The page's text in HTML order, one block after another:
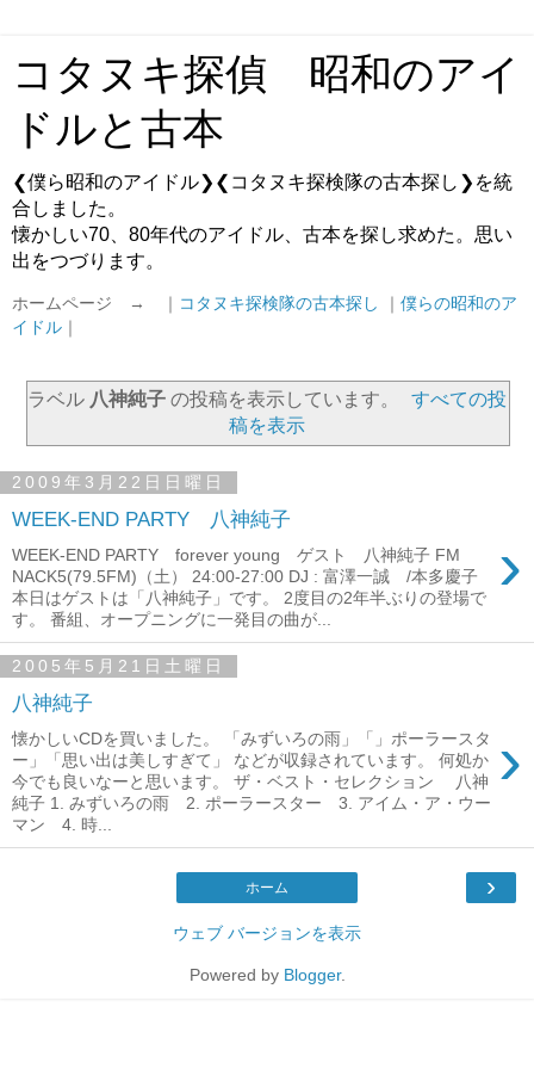
コタヌキ探偵 昭和のアイ
ドルと古本
❮僕ら昭和のアイドル❯❮コタヌキ探検隊の古本探し❯を統
合しました。
懐かしい70、80年代のアイドル、古本を探し求めた。思い
出をつづります。
ホームページ → ｜ コタヌキ探検隊の古本探し ｜ 僕らの昭和のア
イドル ｜
ラベル 八神純子の投稿を表示しています。
すべての投
稿を表示
2009年3月22日日曜日
WEEK-END PARTY 八神純子
›
WEEK-END PARTY forever young ゲスト 八神純子 FM
NACK5(79.5FM)（土） 24:00-27:00 DJ : 富澤一誠 /本多慶子
本日はゲストは「八神純子」です。 2度目の2年半ぶりの登場で
す。 番組、オープニングに一発目の曲が...
2005年5月21日土曜日
八神純子
›
懐かしいCDを買いました。 「みずいろの雨」「」ポーラースタ
ー」「思い出は美しすぎて」 などが収録されています。 何処か
今でも良いなーと思います。 ザ・ベスト・セレクション 八神
純子 1. みずいろの雨 2. ポーラースター 3. アイム・ア・ウー
マン 4. 時...
›
ホーム
ウェブ バージョンを表示
Powered by Blogger.